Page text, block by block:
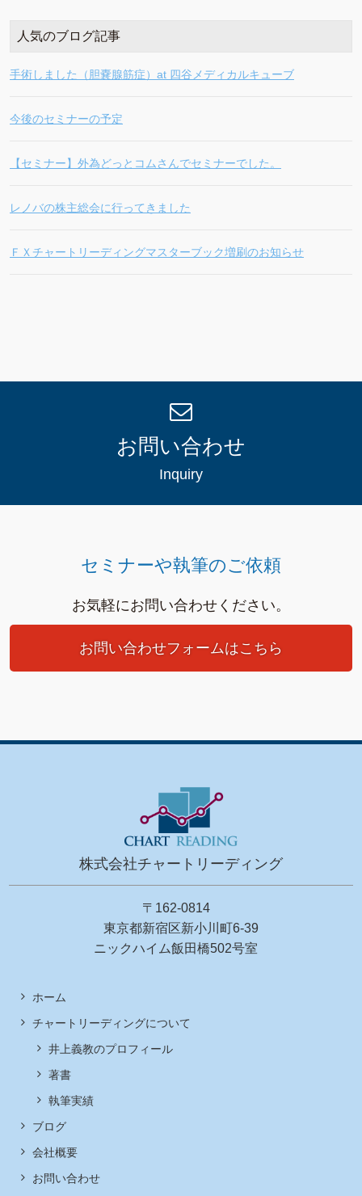
人気のブログ記事
手術しました（胆嚢腺筋症）at 四谷メディカルキューブ
今後のセミナーの予定
【セミナー】外為どっとコムさんでセミナーでした。
レノバの株主総会に行ってきました
ＦＸチャートリーディングマスターブック増刷のお知らせ
お問い合わせ
Inquiry
セミナーや執筆のご依頼
お気軽にお問い合わせください。
お問い合わせフォームはこちら
株式会社チャートリーディング
〒162-0814
東京都新宿区新小川町6-39
ニックハイム飯田橋502号室
ホーム
チャートリーディングについて
井上義教のプロフィール
著書
執筆実績
ブログ
会社概要
お問い合わせ